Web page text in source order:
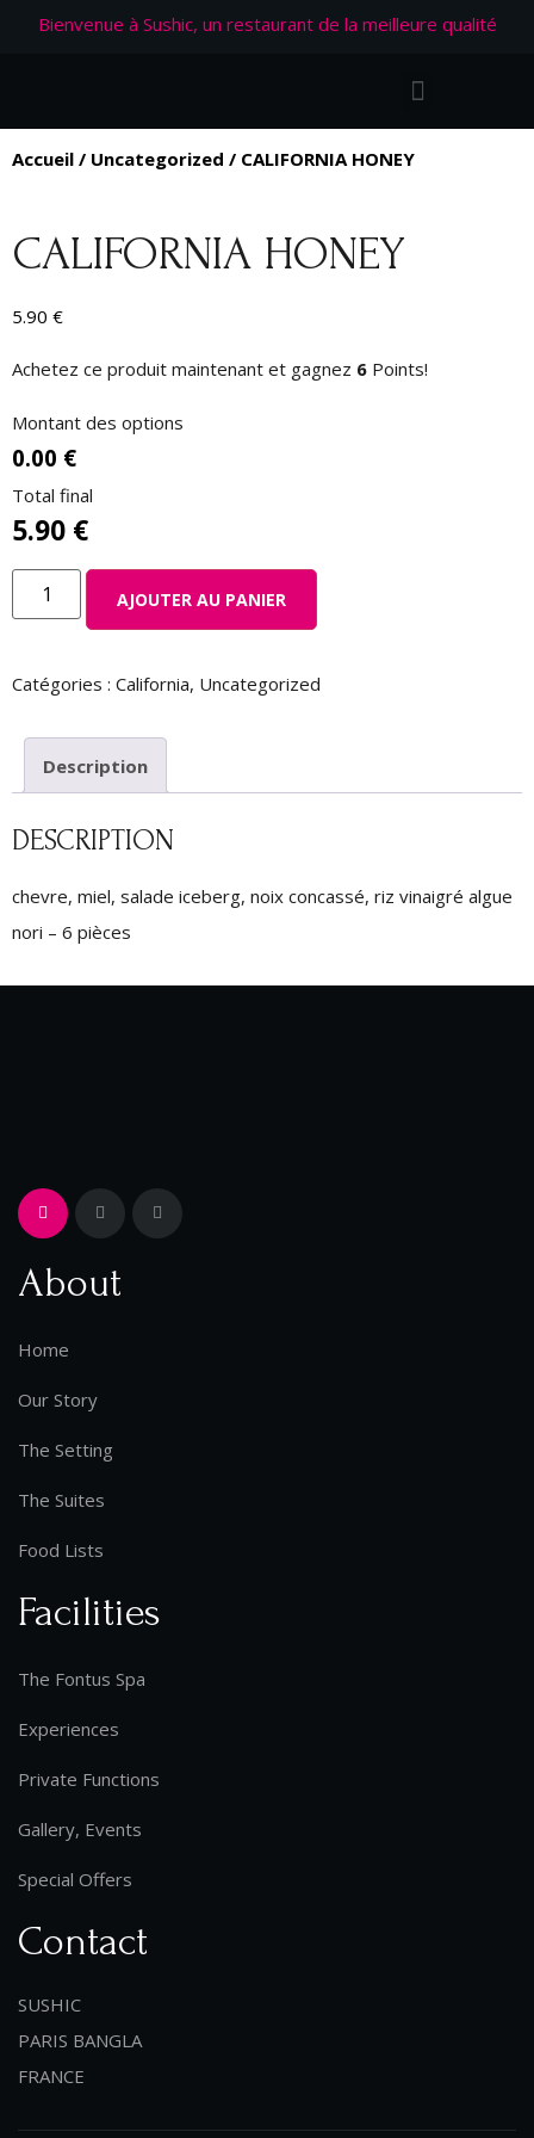
Bienvenue à Sushic, un restaurant de la meilleure qualité
Accueil / Uncategorized / CALIFORNIA HONEY
CALIFORNIA HONEY
5.90 €
Achetez ce produit maintenant et gagnez 6 Points!
Montant des options
0.00 €
Total final
5.90 €
AJOUTER AU PANIER
Catégories : California, Uncategorized
Description
DESCRIPTION
chevre, miel, salade iceberg, noix concassé, riz vinaigré algue
nori – 6 pièces
About
Home
Our Story
The Setting
The Suites
Food Lists
Facilities
The Fontus Spa
Experiences
Private Functions
Gallery, Events
Special Offers
Contact
SUSHIC
PARIS BANGLA
FRANCE